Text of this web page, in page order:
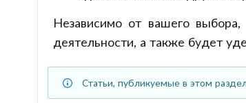
Независимо от вашего
деятельности, а также будет
Статьи, публикуемые в этом